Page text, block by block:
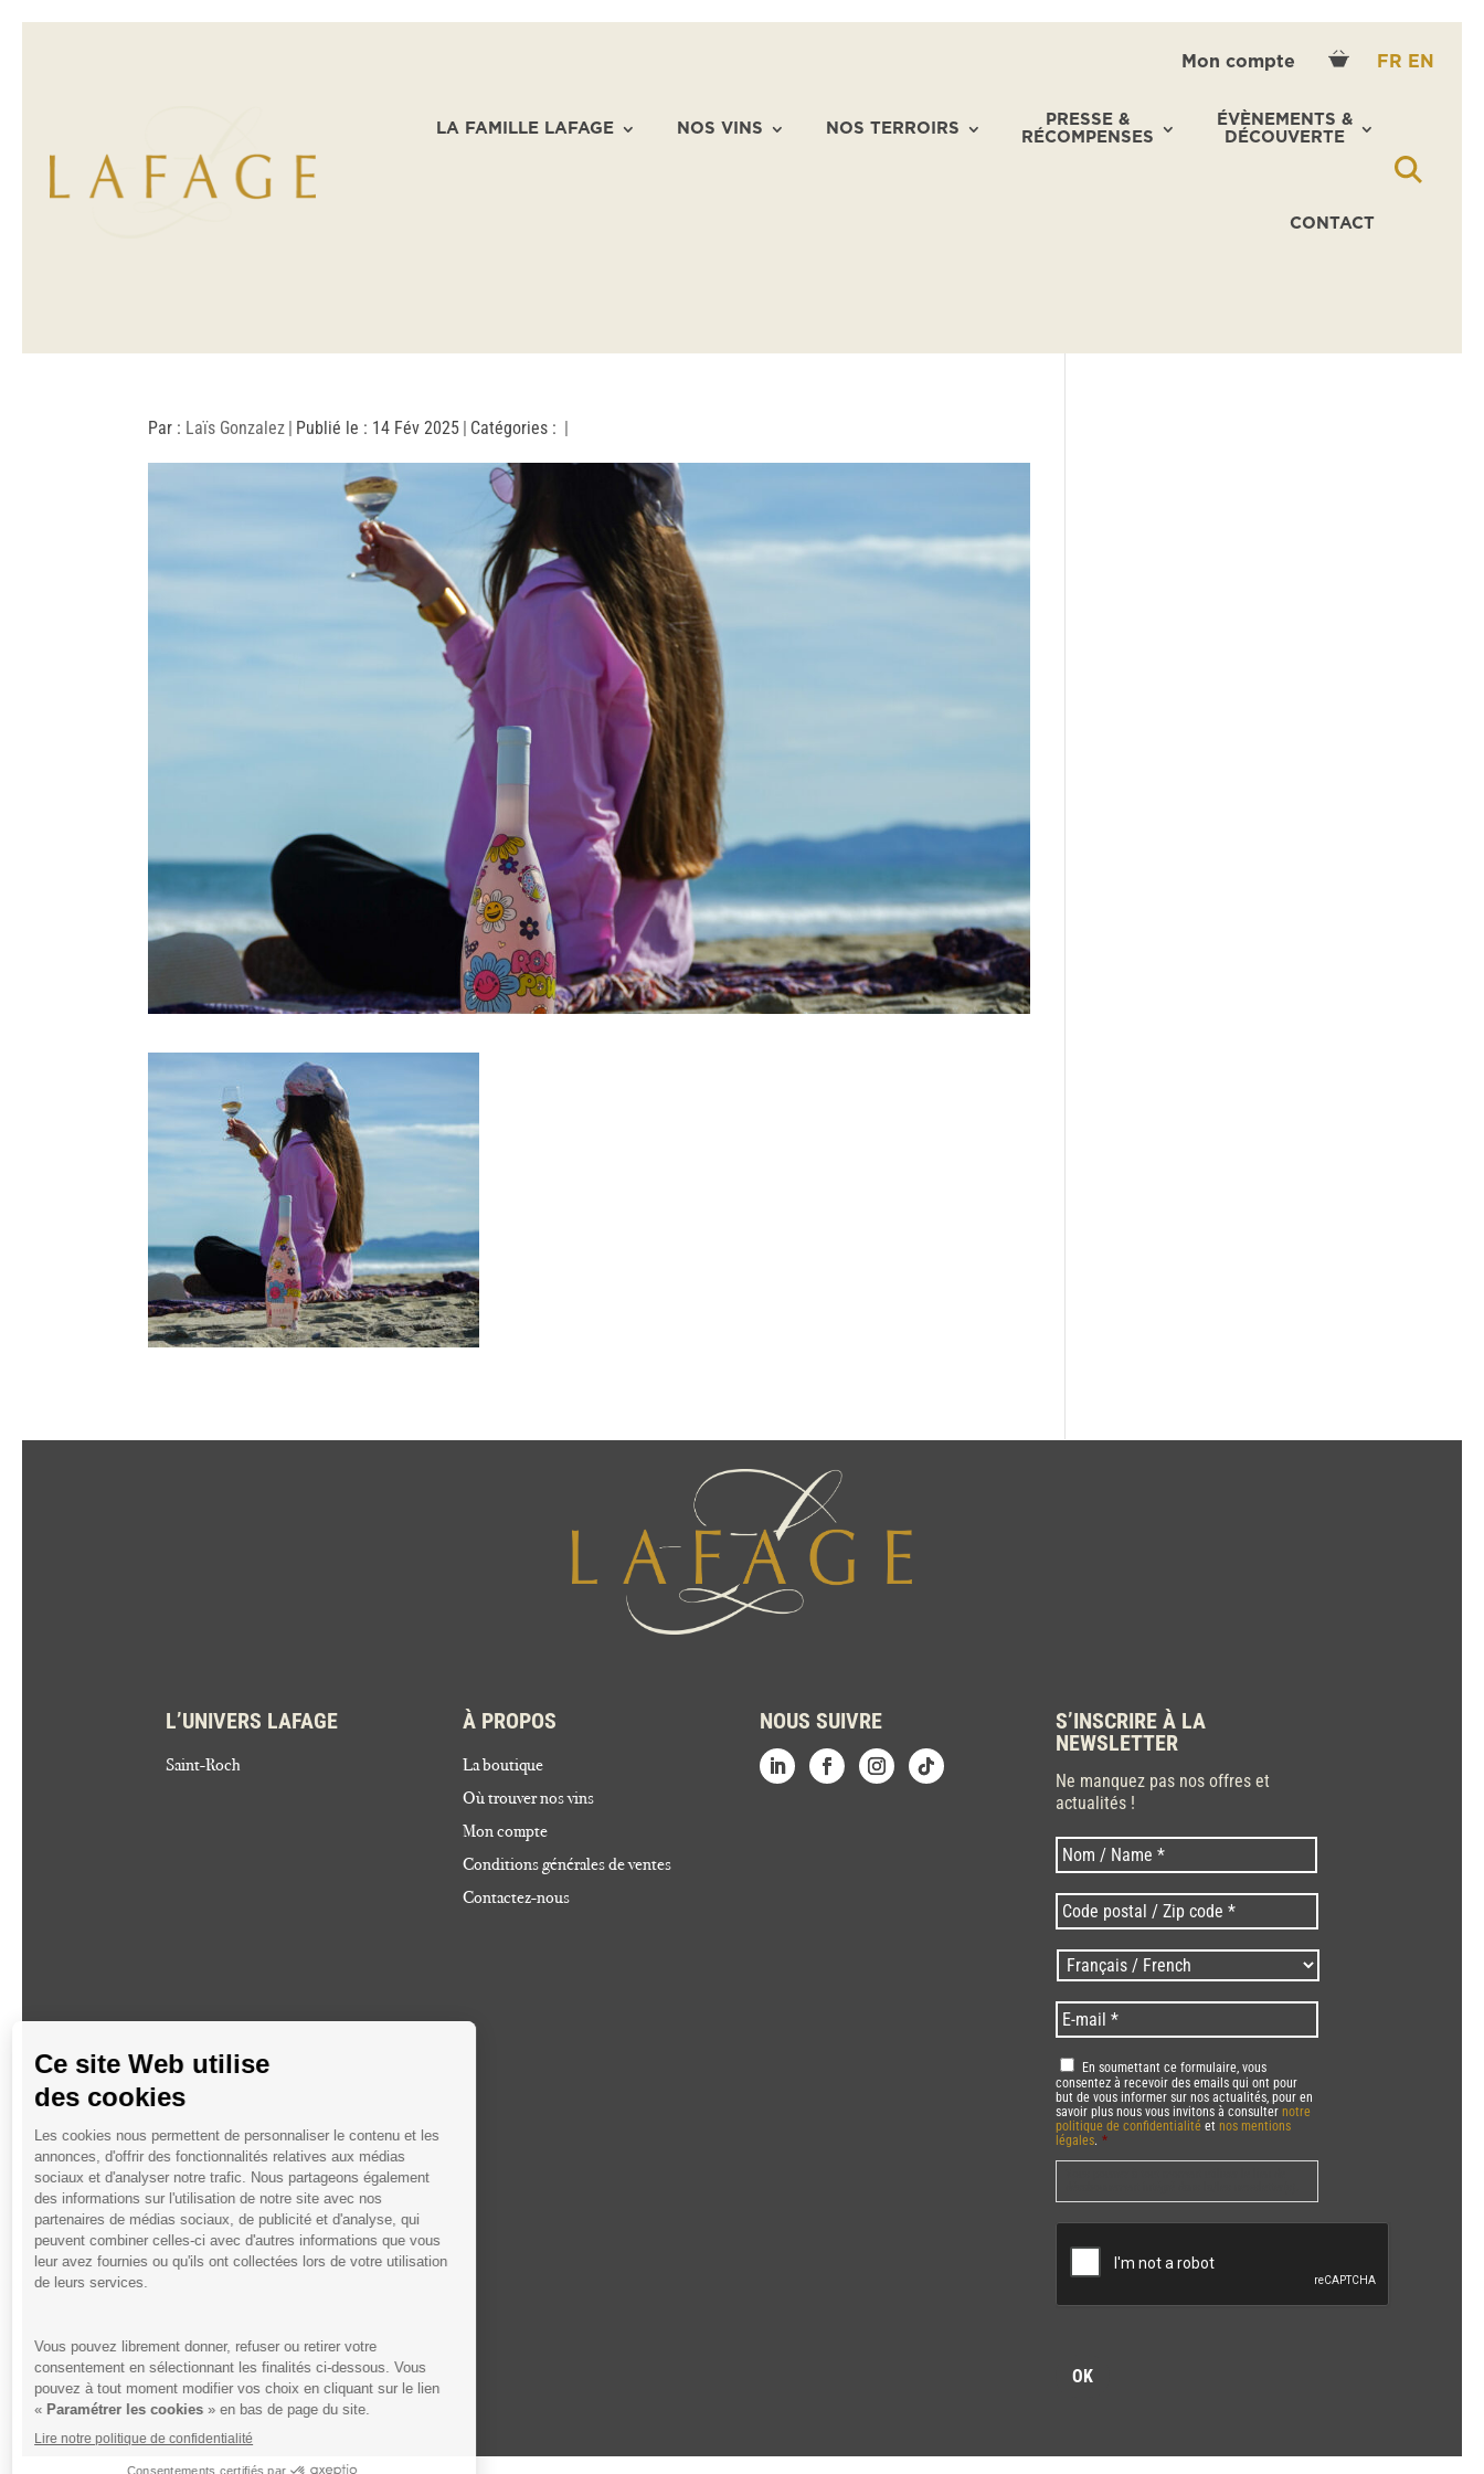
Mon compte FR EN
LA FAMILLE LAFAGE NOS VINS NOS TERROIRS
PRESSE &
RÉCOMPENSES
ÉVÈNEMENTS &
DÉCOUVERTE
CONTACT
Par : Laïs Gonzalez | Publié le : 14 Fév 2025 | Catégories : |
L’UNIVERS LAFAGE
Saint-Roch
À PROPOS
La boutique
Où trouver nos vins
Mon compte
Conditions générales de ventes
Contactez-nous
NOUS SUIVRE
S’INSCRIRE À LA
NEWSLETTER
Ne manquez pas nos offres et
actualités !
Nom * Nom
Code
postal
/
Zip
* *
Langues
/
Language *
E-
mail *
RGPD *
En soumettant ce formulaire, vous
consentez à recevoir des emails qui ont pour
but de vous informer sur nos actualités, pour en
savoir plus nous vous invitons à consulternotre
politique de confidentialité etnos mentions
légales. *